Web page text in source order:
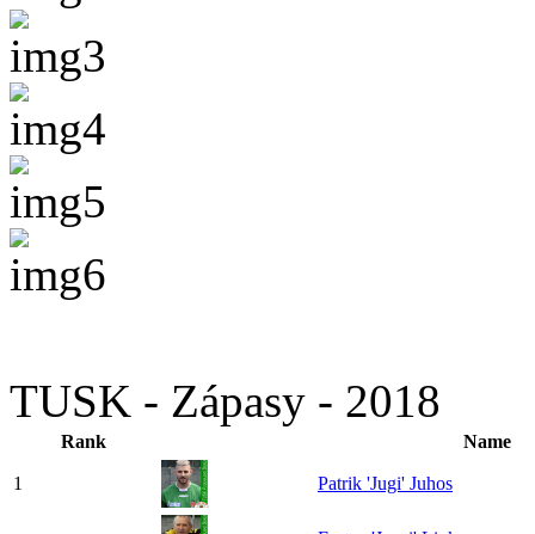
TUSK - Zápasy - 2018
Rank Name
1 Patrik 'Jugi' Juhos